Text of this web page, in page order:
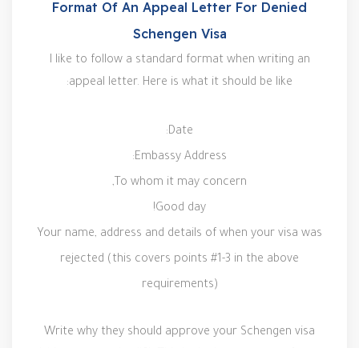
Format Of An Appeal Letter For Denied
Schengen Visa
I like to follow a standard format when writing an
appeal letter. Here is what it should be like:
Date:
Embassy Address:
To whom it may concern,
Good day!
Your name, address and details of when your visa was
rejected (this covers points #1-3 in the above
requirements)
Write why they should approve your Schengen visa